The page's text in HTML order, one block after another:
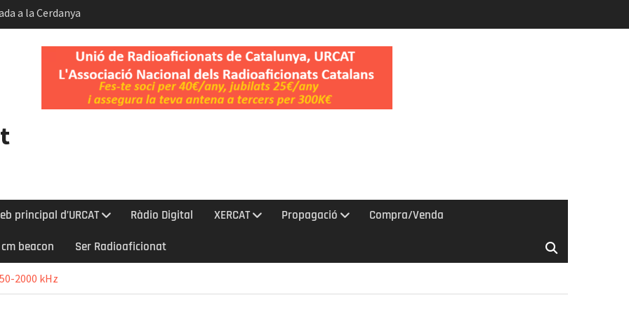
a la Cerdanya
i del Dia
Helmholtz
principal d’URCAT Ràdio Digital XERCAT Propagació Compra/Venda
cm beacon Ser Radioaficionat
2000 kHz